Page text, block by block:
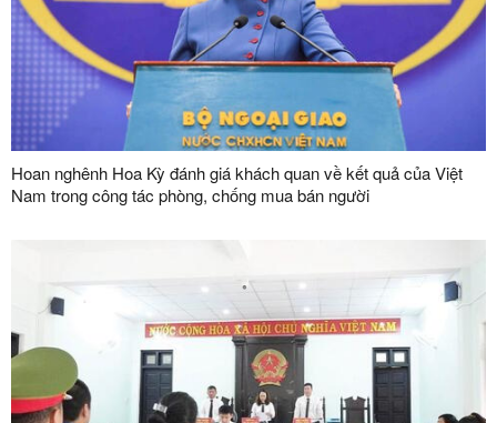
Hoan nghênh Hoa Kỳ đánh giá khách quan về kết quả của Việt
Nam trong công tác phòng, chống mua bán người